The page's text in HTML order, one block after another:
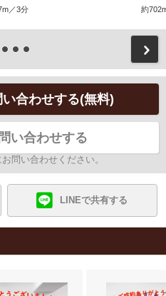
／3分 約
合わせする(無料)
い合わせする
問い合わせください。
LINEで共有する